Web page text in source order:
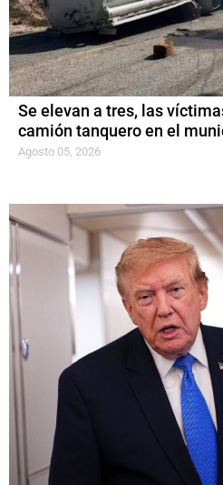
Se elevan a tres, las
camión tanquero en el
Agosto 05, 2026